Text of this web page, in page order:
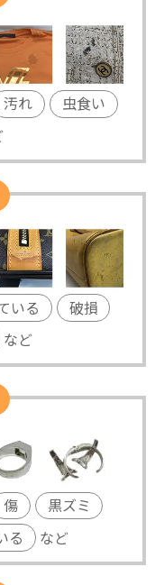
汚れ
虫食い
いる
破損
など
傷
黒ズミ
る など